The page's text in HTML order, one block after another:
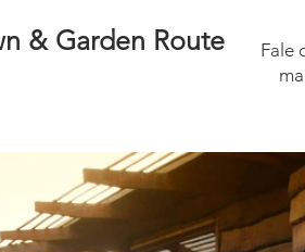
Fale
& Garden Route